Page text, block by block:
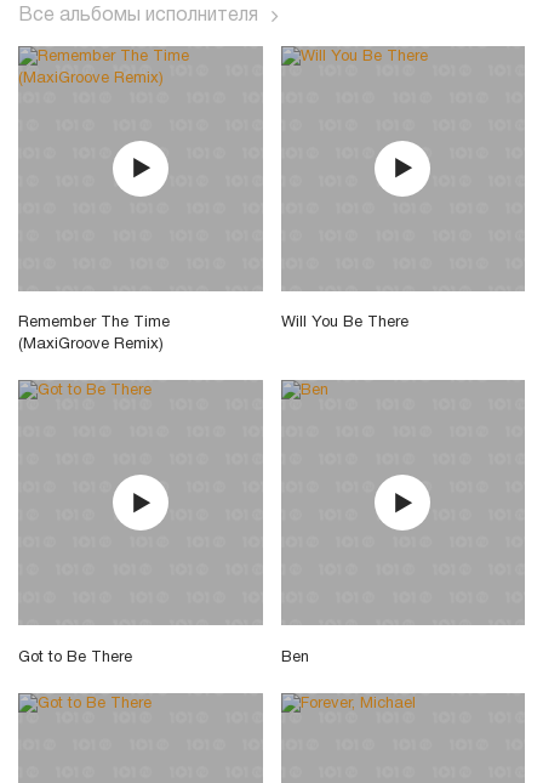
Все альбомы исполнителя
Remember The Time
(MaxiGroove Remix)
Will You Be There
Got to Be There Ben